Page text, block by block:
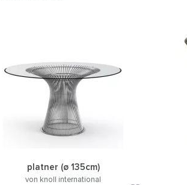
platner (ø 135cm)
von knoll international